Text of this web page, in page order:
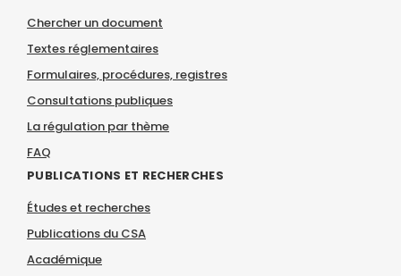
Chercher un document
Textes réglementaires
Formulaires, procédures, registres
Consultations publiques
La régulation par thème
FAQ
PUBLICATIONS ET RECHERCHES
Études et recherches
Publications du CSA
Académique